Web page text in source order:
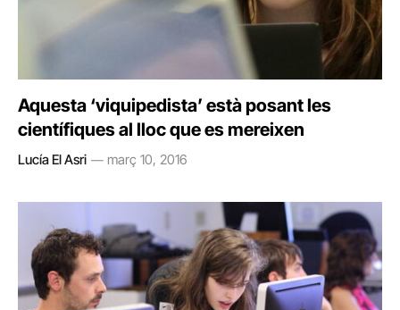
Aquesta ‘viquipedista’ està posant les
científiques al lloc que es mereixen
Lucía El Asri març 10, 2016